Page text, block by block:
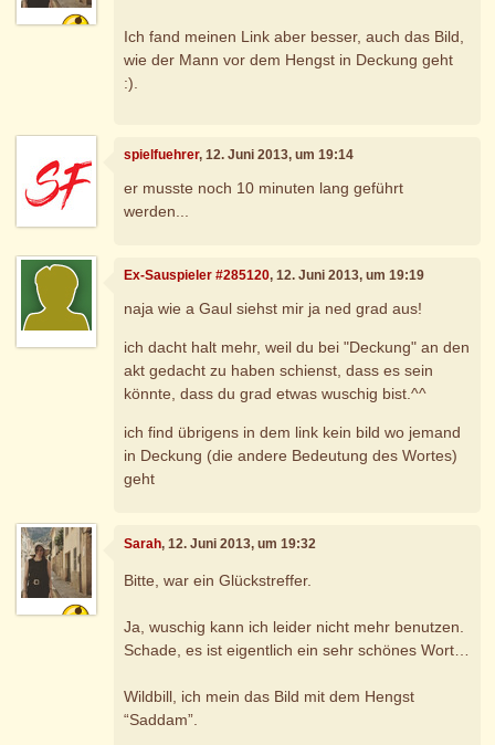
Ich fand meinen Link aber besser, auch das Bild,
wie der Mann vor dem Hengst in Deckung geht
:).
spielfuehrer, 12. Juni 2013, um 19:14
er musste noch 10 minuten lang geführt
werden...
Ex-Sauspieler #285120, 12. Juni 2013, um 19:19
naja wie a Gaul siehst mir ja ned grad aus!
ich dacht halt mehr, weil du bei "Deckung" an den
akt gedacht zu haben schienst, dass es sein
könnte, dass du grad etwas wuschig bist.^^
ich find übrigens in dem link kein bild wo jemand
in Deckung (die andere Bedeutung des Wortes)
geht
Sarah, 12. Juni 2013, um 19:32
Bitte, war ein Glückstreffer.
Ja, wuschig kann ich leider nicht mehr benutzen.
Schade, es ist eigentlich ein sehr schönes Wort…
Wildbill, ich mein das Bild mit dem Hengst
“Saddam”.